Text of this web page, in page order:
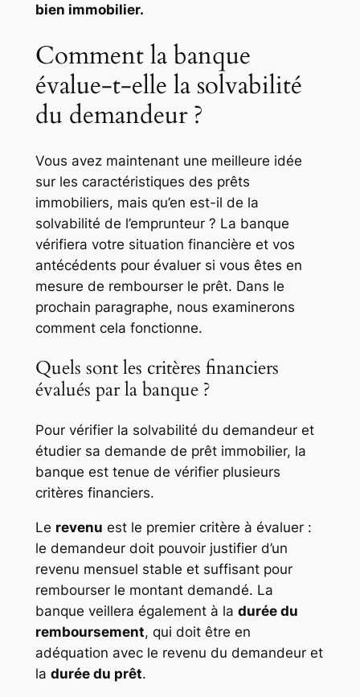
bien immobilier.
Comment la banque
évalue-t-elle la solvabilité
du demandeur ?
Vous avez maintenant une meilleure idée
sur les caractéristiques des prêts
immobiliers, mais qu’en est-il de la
solvabilité de l’emprunteur ? La banque
vérifiera votre situation financière et vos
antécédents pour évaluer si vous êtes en
mesure de rembourser le prêt. Dans le
prochain paragraphe, nous examinerons
comment cela fonctionne.
Quels sont les critères financiers
évalués par la banque ?
Pour vérifier la solvabilité du demandeur et
étudier sa demande de prêt immobilier, la
banque est tenue de vérifier plusieurs
critères financiers.
Le revenu est le premier critère à évaluer :
le demandeur doit pouvoir justifier d’un
revenu mensuel stable et suffisant pour
rembourser le montant demandé. La
banque veillera également à la durée du
remboursement, qui doit être en
adéquation avec le revenu du demandeur et
la durée du prêt.